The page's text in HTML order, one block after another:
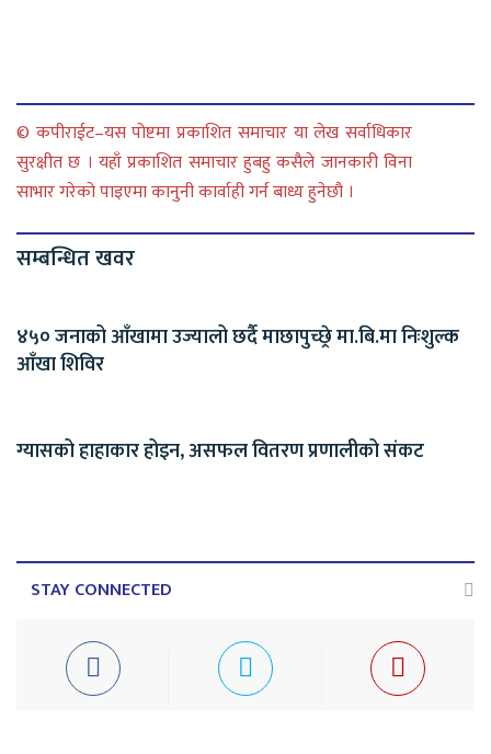
© कपीराईट–यस पोष्टमा प्रकाशित समाचार या लेख सर्वाधिकार
सुरक्षीत छ । यहाँ प्रकाशित समाचार हुबहु कसैले जानकारी विना
साभार गरेको पाइएमा कानुनी कार्वाही गर्न बाध्य हुनेछौ ।
सम्बन्धित खवर
४५० जनाको आँखामा उज्यालो छर्दै माछापुच्छ्रे मा.बि.मा निःशुल्क
आँखा शिविर
ग्यासको हाहाकार होइन, असफल वितरण प्रणालीको संकट
STAY CONNECTED